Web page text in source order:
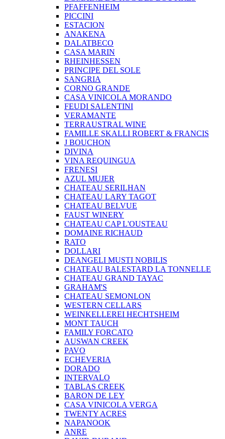
PFAFFENHEIM
PICCINI
ESTACION
ANAKENA
DALATBECO
CASA MARIN
RHEINHESSEN
PRINCIPE DEL SOLE
SANGRIA
CORNO GRANDE
CASA VINICOLA MORANDO
FEUDI SALENTINI
VERAMANTE
TERRAUSTRAL WINE
FAMILLE SKALLI ROBERT & FRANCIS
J BOUCHON
DIVINA
VINA REQUINGUA
FRENESI
AZUL MUJER
CHATEAU SERILHAN
CHATEAU LARY TAGOT
CHATEAU BELVUE
FAUST WINERY
CHATEAU CAP L'OUSTEAU
DOMAINE RICHAUD
RATO
DOLLARI
DEANGELI MUSTI NOBILIS
CHATEAU BALESTARD LA TONNELLE
CHATEAU GRAND TAYAC
GRAHAM'S
CHATEAU SEMONLON
WESTERN CELLARS
WEINKELLEREI HECHTSHEIM
MONT TAUCH
FAMILY FORCATO
AUSWAN CREEK
PAVO
ECHEVERIA
DORADO
INTERVALO
TABLAS CREEK
BARON DE LEY
CASA VINICOLA VERGA
TWENTY ACRES
NAPANOOK
ANRE